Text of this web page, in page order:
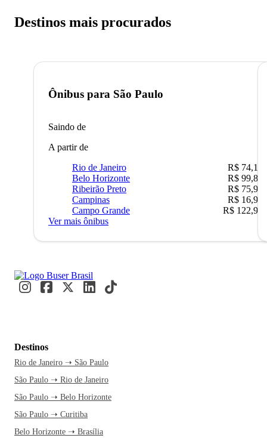
Destinos mais procurados
Ônibus para São Paulo
Saindo de
A partir de
Rio de Janeiro
R$ 74,16
Belo Horizonte
R$ 99,89
Ribeirão Preto
R$ 75,90
Campinas
R$ 16,90
Campo Grande
R$ 122,90
Ver mais ônibus
Destinos
Rio de Janeiro ➝ São Paulo
São Paulo ➝ Rio de Janeiro
São Paulo ➝ Belo Horizonte
São Paulo ➝ Curitiba
Belo Horizonte ➝ Brasília